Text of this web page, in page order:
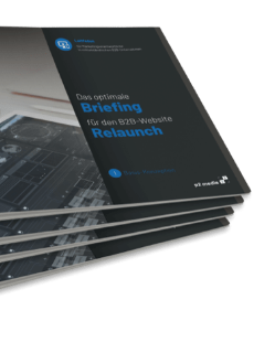
(wie z.B. einem
aufrufen, sollte
Design
Darstellung
könnten User
enttäuscht sein
responsives Design
zu einem Must-
wie